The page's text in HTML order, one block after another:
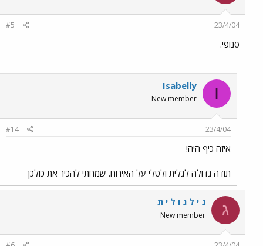
23/4/04
#5
סנופי.
I
Isabelly
New member
23/4/04
#14
איזה כיף היה!
תודה גדולה לגלית ולטלי על האירוח. שמחתי להכיר את כולכן
ג ג י ל ג ו ל י ת
New member